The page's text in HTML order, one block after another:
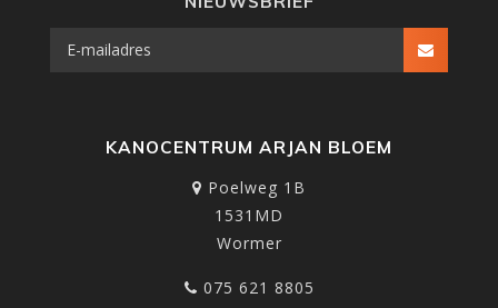
KANOCENTRUM ARJAN BLOEM
Poelweg 1B
1531MD
Wormer
075 621 8805